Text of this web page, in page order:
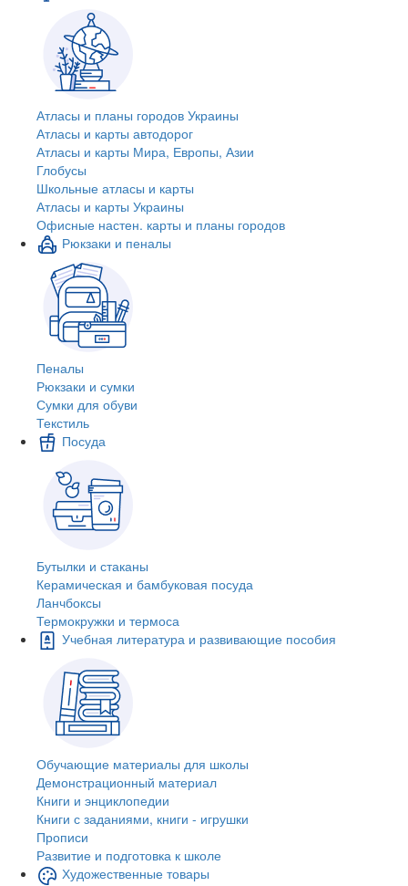
Атласы и планы городов Украины
Атласы и карты автодорог
Атласы и карты Мира, Европы, Азии
Глобусы
Школьные атласы и карты
Атласы и карты Украины
Офисные настен. карты и планы городов
Рюкзаки и пеналы
Пеналы
Рюкзаки и сумки
Сумки для обуви
Текстиль
Посуда
Бутылки и стаканы
Керамическая и бамбуковая посуда
Ланчбоксы
Термокружки и термоса
Учебная литература и развивающие пособия
Обучающие материалы для школы
Демонстрационный материал
Книги и энциклопедии
Книги с заданиями, книги - игрушки
Прописи
Развитие и подготовка к школе
Художественные товары